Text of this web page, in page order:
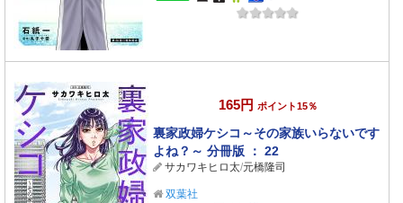
165円 ポイント15％
裏家政婦ケシコ～その家族いらないです
よね？～ 分冊版 ： 22
サカワキヒロ太/元橋隆司
双葉社